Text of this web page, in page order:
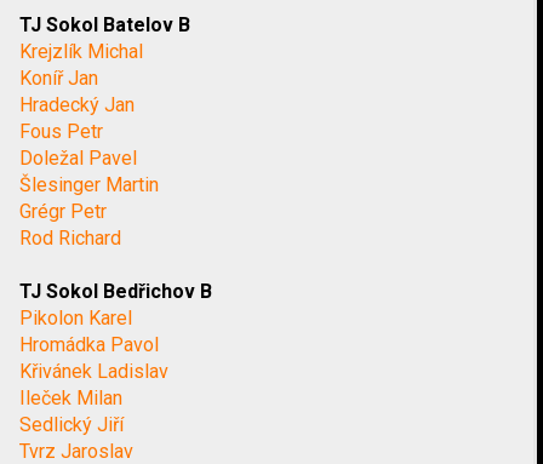
TJ Sokol Batelov B
Krejzlík Michal
Koníř Jan
Hradecký Jan
Fous Petr
Doležal Pavel
Šlesinger Martin
Grégr Petr
Rod Richard
TJ Sokol Bedřichov B
Pikolon Karel
Hromádka Pavol
Křivánek Ladislav
Ileček Milan
Sedlický Jiří
Tvrz Jaroslav